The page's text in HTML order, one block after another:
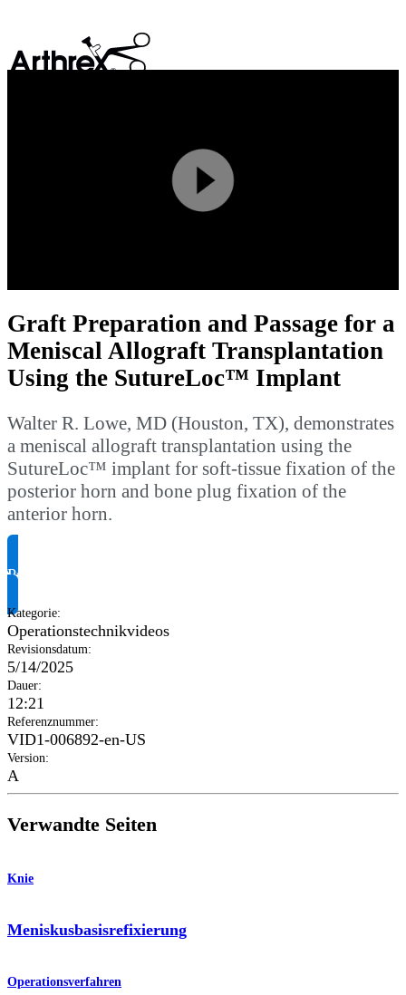
Play
Video
Graft Preparation and Passage for a
Meniscal Allograft Transplantation
Using the SutureLoc™ Implant
Walter R. Lowe, MD (Houston, TX), demonstrates
a meniscal allograft transplantation using the
SutureLoc™ implant for soft-tissue fixation of the
posterior horn and bone plug fixation of the
anterior horn.
Produktinformationen anfragen
Kategorie:
Operationstechnikvideos
Revisionsdatum:
5/14/2025
Dauer:
12:21
Referenznummer:
VID1-006892-en-US
Version:
A
Verwandte Seiten
Knie
Meniskusbasisrefixierung
Operationsverfahren